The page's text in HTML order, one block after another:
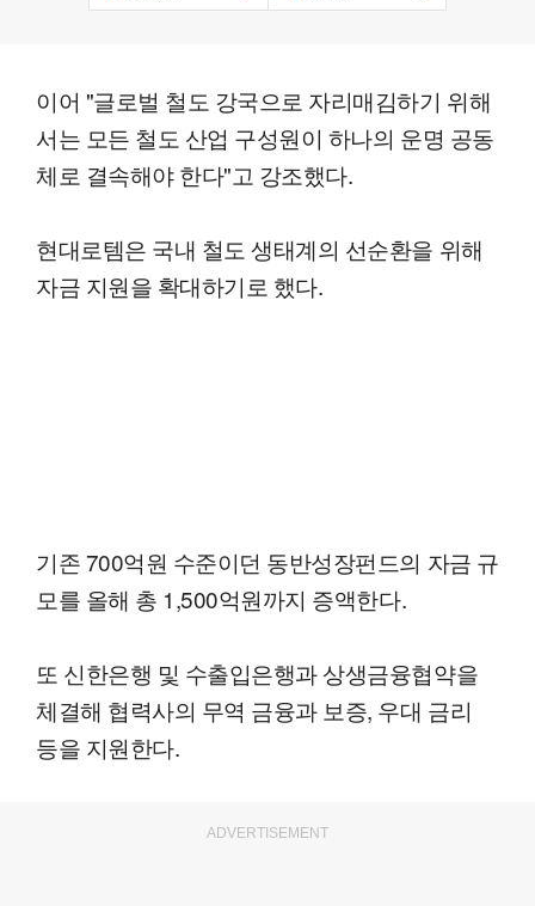
이어 "글로벌 철도 강국으로 자리매김하기 위해
서는 모든 철도 산업 구성원이 하나의 운명 공동
체로 결속해야 한다"고 강조했다.
현대로템은 국내 철도 생태계의 선순환을 위해
자금 지원을 확대하기로 했다.
기존 700억원 수준이던 동반성장펀드의 자금 규
모를 올해 총 1,500억원까지 증액한다.
또 신한은행 및 수출입은행과 상생금융협약을
체결해 협력사의 무역 금융과 보증, 우대 금리
등을 지원한다.
ADVERTISEMENT